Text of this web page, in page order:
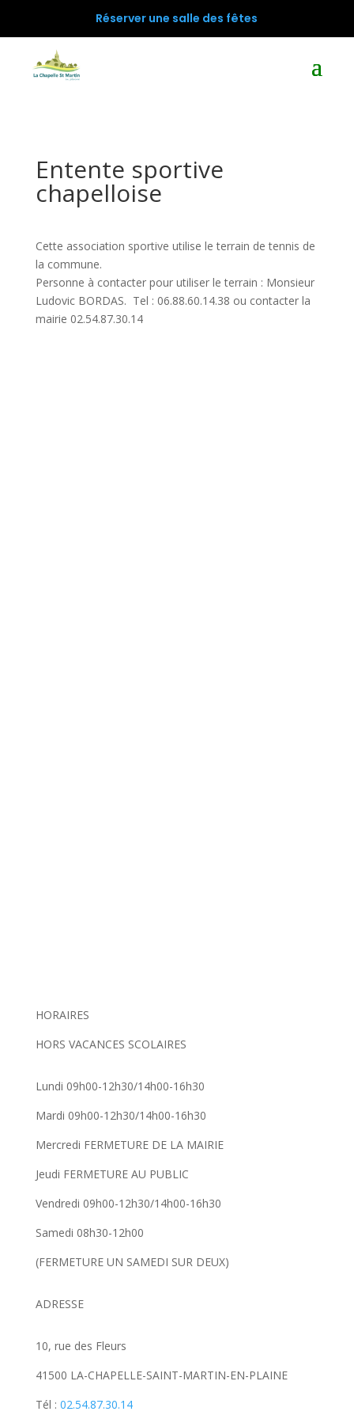
Réserver une salle des fêtes
Entente sportive
chapelloise
Cette association sportive utilise le terrain de tennis de
la commune.
Personne à contacter pour utiliser le terrain : Monsieur
Ludovic BORDAS. Tel : 06.88.60.14.38 ou contacter la
mairie 02.54.87.30.14
HORAIRES
HORS VACANCES SCOLAIRES
Lundi 09h00-12h30/14h00-16h30
Mardi 09h00-12h30/14h00-16h30
Mercredi FERMETURE DE LA MAIRIE
Jeudi FERMETURE AU PUBLIC
Vendredi 09h00-12h30/14h00-16h30
Samedi 08h30-12h00
(FERMETURE UN SAMEDI SUR DEUX)
ADRESSE
10, rue des Fleurs
41500 LA-CHAPELLE-SAINT-MARTIN-EN-PLAINE
Tél : 02.54.87.30.14